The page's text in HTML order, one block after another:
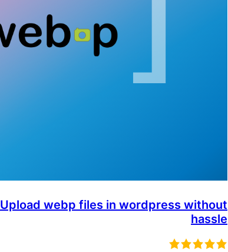
webp files in wordpress without
hassle